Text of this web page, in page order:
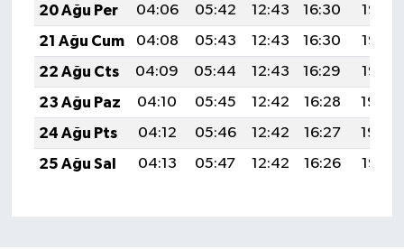
20 Ağu Per
04:06 05:42 12:43 16:30
19:35
21 Ağu Cum
04:08 05:43 12:43 16:30
19:33
22 Ağu Cts
04:09 05:44 12:43 16:29
19:32
23 Ağu Paz
04:10 05:45 12:42 16:28
19:30
24 Ağu Pts
04:12 05:46 12:42 16:27
19:29
25 Ağu Sal
04:13 05:47 12:42 16:26 19:27